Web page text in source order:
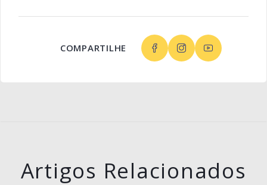
COMPARTILHE
Artigos Relacionados